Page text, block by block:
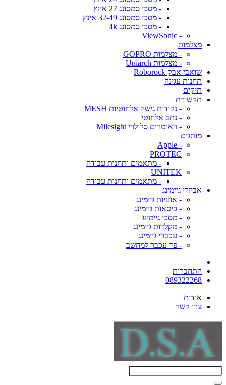
- מסכי סמסונג 27 אינץ
- מסכי סמסונג 32-49 אינץ
- מסכי סמסונג 4k
- ViewSonic
מצלמות
- מצלמות GOPRO
- מצלמות Uniarch
שואבי אבק Roborock
תחנות עגינה
תיקים
תקשורת
- נקודות גישה אלחוטיות MESH
- נתב אלחוטי
- ראוטרים סלולרי Milesight
מותגים
- Apple
PROTEC
- מתאמים ותחנות עבודה
UNITEK
- מתאמים ותחנות עבודה
אביזרי גיימינג
- אוזניות גיימינג
- כיסאות גיימינג
- מסכי גיימינג
- מקלדות גיימינג
- עכברי גיימינג
- פד עכבר למחשב
התחברות
089322268
אודות
צרו קשר